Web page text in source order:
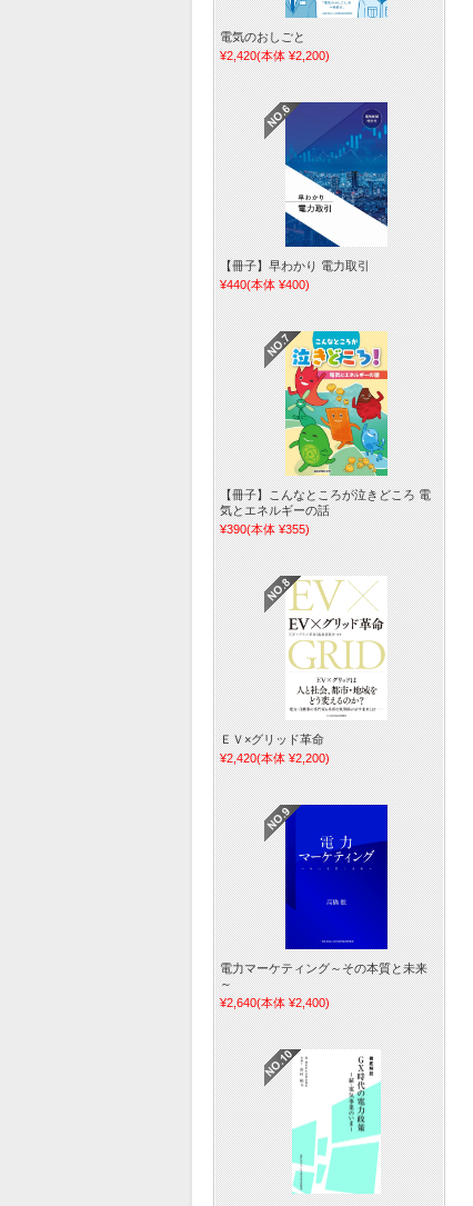
電気のおしごと
¥2,420(本体 ¥2,200)
【冊子】早わかり 電力取引
¥440(本体 ¥400)
【冊子】こんなところが泣きどころ 電
気とエネルギーの話
¥390(本体 ¥355)
ＥＶ×グリッド革命
¥2,420(本体 ¥2,200)
電力マーケティング～その本質と未来
～
¥2,640(本体 ¥2,400)